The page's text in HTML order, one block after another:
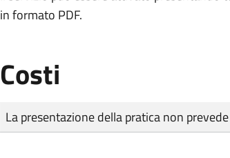
in formato PDF.
Costi
Tipo di pagamento
Importo
La presentazione della pratica non